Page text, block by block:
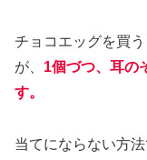
チョコエッグを買
が、 1個づつ、耳の
す。
当てにならない方法